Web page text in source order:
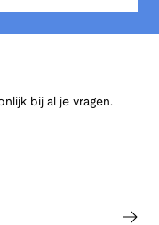
bij al je vragen.